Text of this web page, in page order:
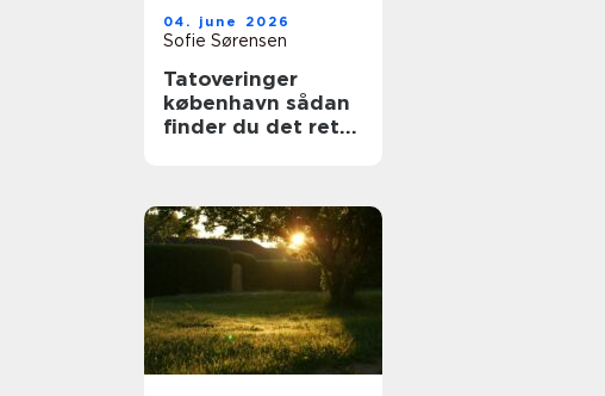
04. june 2026
Sofie Sørensen
Tatoveringer
københavn sådan
finder du det rette